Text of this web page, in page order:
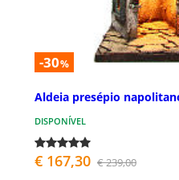
-30%
Aldeia presépio
DISPONÍVEL
€ 167,30 € 239,00